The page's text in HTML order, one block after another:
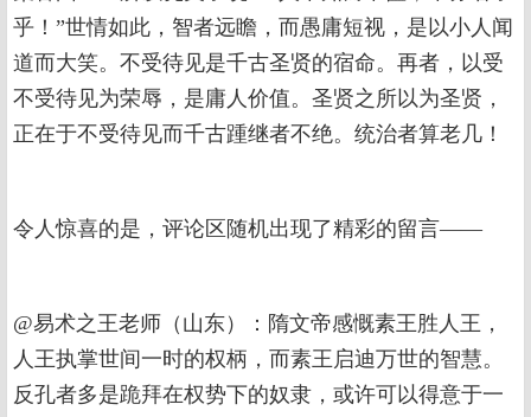
乎！”世情如此，智者远瞻，而愚庸短视，是以小人闻
道而大笑。不受待见是千古圣贤的宿命。再者，以受
不受待见为荣辱，是庸人价值。圣贤之所以为圣贤，
正在于不受待见而千古踵继者不绝。统治者算老几！
令人惊喜的是，评论区随机出现了精彩的留言——
@易术之王老师（山东）：隋文帝感慨素王胜人王，
人王执掌世间一时的权柄，而素王启迪万世的智慧。
反孔者多是跪拜在权势下的奴隶，或许可以得意于一